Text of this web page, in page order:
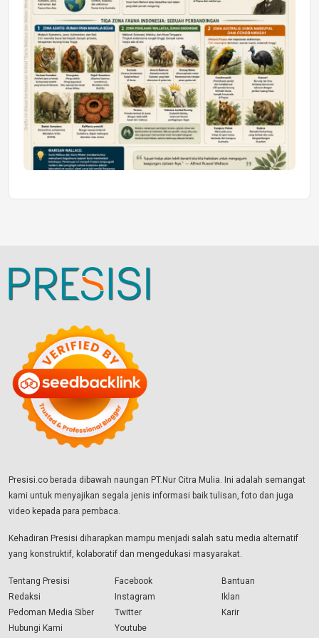
Presisi.co berada dibawah naungan PT.Nur Citra Mulia. Ini adalah semangat
kami untuk menyajikan segala jenis informasi baik tulisan, foto dan juga
video kepada para pembaca.
Kehadiran Presisi diharapkan mampu menjadi salah satu media alternatif
yang konstruktif, kolaboratif dan mengedukasi masyarakat.
Tentang Presisi
Redaksi
Pedoman Media Siber
Hubungi Kami
Facebook
Instagram
Twitter
Youtube
Bantuan
Iklan
Karir